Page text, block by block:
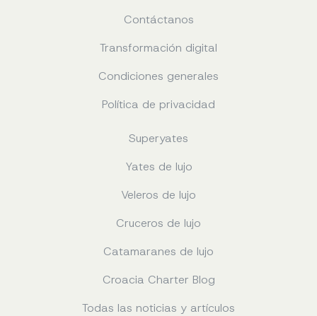
Contáctanos
Transformación digital
Condiciones generales
Política de privacidad
Superyates
Yates de lujo
Veleros de lujo
Cruceros de lujo
Catamaranes de lujo
Croacia Charter Blog
Todas las noticias y artículos